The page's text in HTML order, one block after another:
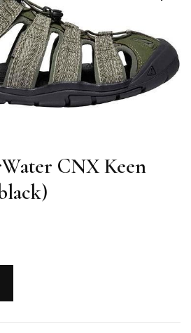
CNX Keen